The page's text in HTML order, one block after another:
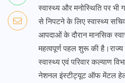
स्वास्थ्य और मनोस्थिति पर भी
से निपटने के लिए स्वास्थ्य
आपदाओं के दौरान मानसिक
महत्वपूर्ण पहल शुरू की
स्वास्थ्य एवं परिवार कल्याण
नेशनल इंस्टीट्यूट ऑफ मेंटल